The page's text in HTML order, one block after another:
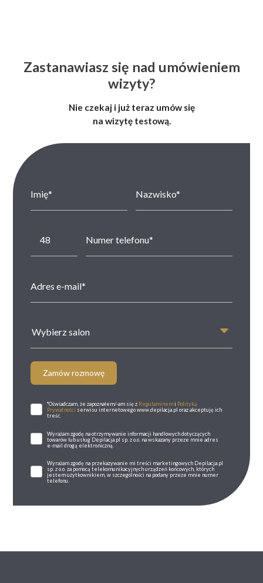
Zastanawiasz się nad umówieniem
wizyty?
Nie czekaj i już teraz umów się
na wizytę testową.
Wybierz salon
Zamów rozmowę
*Oświadczam, że zapoznałem/-am się z Regulaminemi Polityką
Prywatności serwisu internetowego www.depilacja.pl oraz akceptuję ich
treść.
Wyrażam zgodę na otrzymywanie informacji handlowych dotyczących
towarów lub usług Depilacja.pl sp. z o.o. na wskazany przeze mnie adres
e-mail drogą elektroniczną.
Wyrażam zgodę na przekazywanie mi treści marketingowych Depilacja.pl
sp. z o.o. za pomocą telekomunikacyjnych urządzeń końcowych, których
jestem użytkownikiem, w szczególności na podany przeze mnie numer
telefonu.